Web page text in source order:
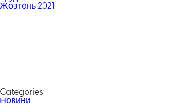
Жовтень 2021
Categories
Новини